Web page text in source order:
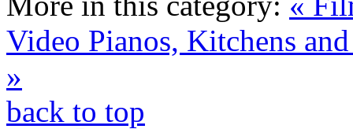
Video Pianos, Kitchens
»
back to top